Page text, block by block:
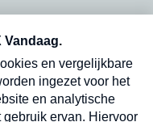
in
Verzend